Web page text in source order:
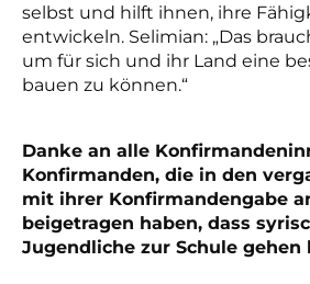
selbst und hilft ihnen, ihre
entwickeln. Selimian: „Das
um für sich und ihr Land eine
bauen zu können.“
Danke an alle
Konfirmanden, die in den
mit ihrer Konfirmandengabe
beigetragen haben, dass
Jugendliche zur Schule gehen